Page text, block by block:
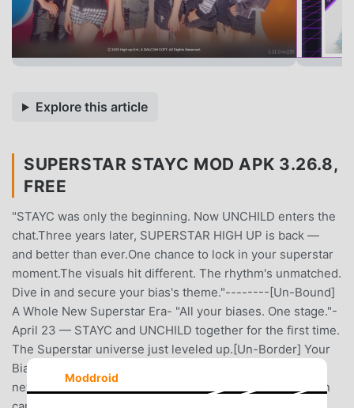
Explore this article
SUPERSTAR STAYC MOD APK 3.26.8,
FREE
"STAYC was only the beginning. Now UNCHILD enters the
chat.Three years later, SUPERSTAR HIGH UP is back —
and better than ever.One chance to lock in your superstar
moment.The visuals hit different. The rhythm's unmatched.
Dive in and secure your bias's theme."--------[Un-Bound]
A Whole New Superstar Era- "All your biases. One stage."-
April 23 — STAYC and UNCHILD together for the first time.
The Superstar universe just leveled up.[Un-Border] Your
Bias, Your Way- "Your artist. Your style. No limits."- All-
new customization events are coming.- Design your own
Moddroid